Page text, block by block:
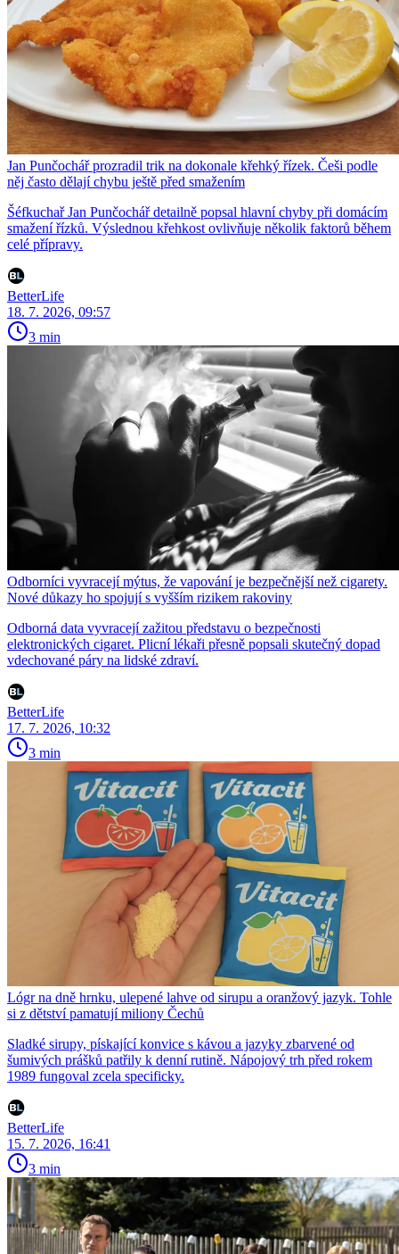
Jan Punčochář prozradil trik na dokonale křehký řízek. Češi podle
něj často dělají chybu ještě před smažením
Šéfkuchař Jan Punčochář detailně popsal hlavní chyby při domácím
smažení řízků. Výslednou křehkost ovlivňuje několik faktorů během
celé přípravy.
BetterLife
18. 7. 2026, 09:57
3 min
Odborníci vyvracejí mýtus, že vapování je bezpečnější než cigarety.
Nové důkazy ho spojují s vyšším rizikem rakoviny
Odborná data vyvracejí zažitou představu o bezpečnosti
elektronických cigaret. Plicní lékaři přesně popsali skutečný dopad
vdechované páry na lidské zdraví.
BetterLife
17. 7. 2026, 10:32
3 min
Lógr na dně hrnku, ulepené lahve od sirupu a oranžový jazyk. Tohle
si z dětství pamatují miliony Čechů
Sladké sirupy, pískající konvice s kávou a jazyky zbarvené od
šumivých prášků patřily k denní rutině. Nápojový trh před rokem
1989 fungoval zcela specificky.
BetterLife
15. 7. 2026, 16:41
3 min